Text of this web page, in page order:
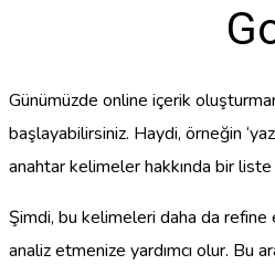
Günümüzde online içerik
başlayabilirsiniz. Haydi, örneğin
anahtar kelimeler hakkında bir liste
Şimdi, bu kelimeleri daha da refine
analiz etmenize yardımcı olur. Bu